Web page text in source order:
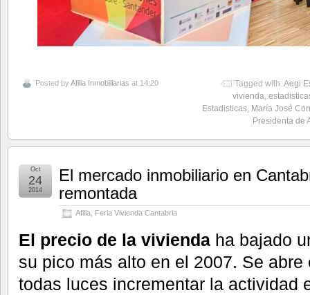
Posted byAfilia Inmobiliarias at 14:20 Tagged with: Aegi
vivienda,
Estadisticas, María José
Presidenta de
El mercado inmobiliario en
remontada
Afilia Feria Vivienda Cantabria
Oct
24
2014
El precio de la vivienda ha bajado
su pico más alto en el 2007. Se
todas luces incrementar la actividad